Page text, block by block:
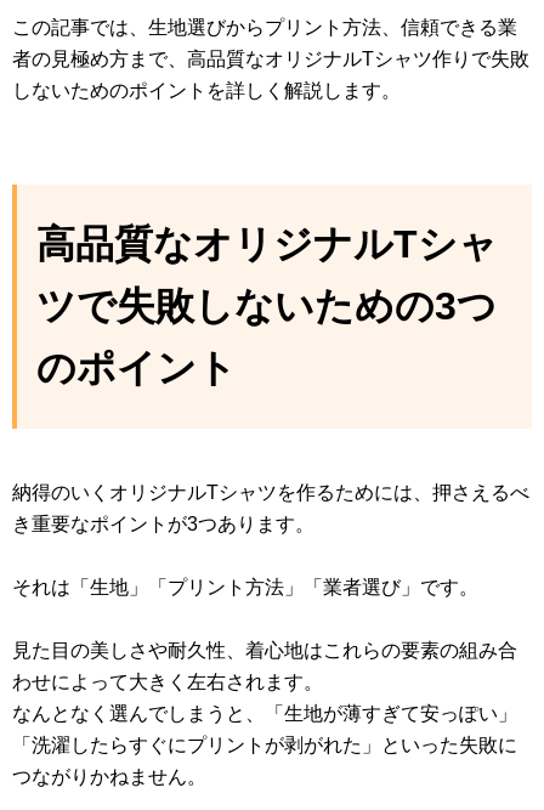
この記事では、生地選びからプリント方法、信頼できる業
者の見極め方まで、高品質なオリジナルTシャツ作りで失敗
しないためのポイントを詳しく解説します。
高品質なオリジナルTシャ
ツで失敗しないための3つ
のポイント
納得のいくオリジナルTシャツを作るためには、押さえるべ
き重要なポイントが3つあります。
それは「生地」「プリント方法」「業者選び」です。
見た目の美しさや耐久性、着心地はこれらの要素の組み合
わせによって大きく左右されます。
なんとなく選んでしまうと、「生地が薄すぎて安っぽい」
「洗濯したらすぐにプリントが剥がれた」といった失敗に
つながりかねません。